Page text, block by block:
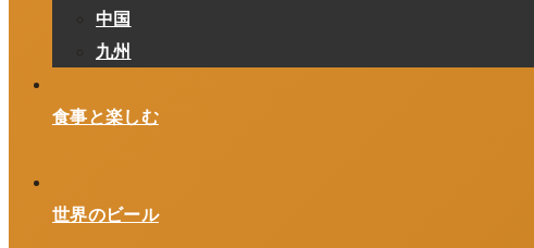
中国
九州
食事と楽しむ
世界のビール